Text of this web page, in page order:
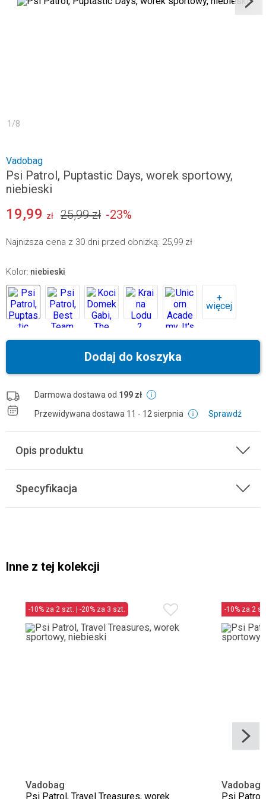
1 /8
Vadobag
Psi Patrol, Puptastic Days, worek sportowy,
niebieski
19,99 zł 25,99 zł -23%
Najniższa cena z 30 dni przed obniżką: 25,99 zł
Kolor: niebieski
+
więcej
Dodaj do koszyka
Darmowa dostawa od 199 zł
Przewidywana dostawa 11 - 12 sierpnia Sprawdź
Opis produktu
Specyfikacja
Inne z tej kolekcji
-10% za 2 szt. | -20% za 3 szt.
Vadobag
Psi Patrol, Travel Treasures, worek
-10% za 2
Vadobag
Psi